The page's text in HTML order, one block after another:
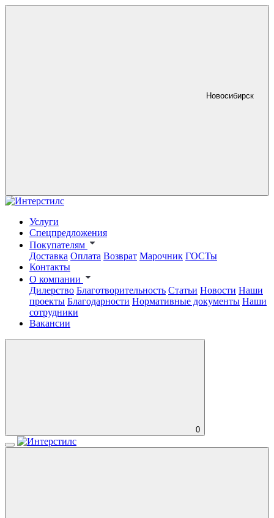
Новосибирск
Услуги
Спецпредложения
Покупателям
Доставка Оплата Возврат Марочник ГОСТы
Контакты
О компании
Дилерство Благотворительность Статьи Новости Наши
проекты Благодарности Нормативные документы Наши
сотрудники
Вакансии
0